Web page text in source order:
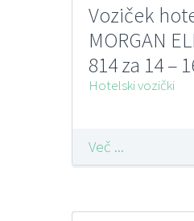
Voziček
MORGAN
814 za 14 –
FILMOP
Hotelski vozički
Več ...